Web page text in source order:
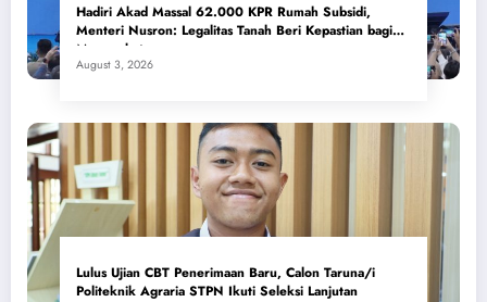
Hadiri Akad Massal 62.000 KPR Rumah Subsidi,
Menteri Nusron: Legalitas Tanah Beri Kepastian bagi
Masyarakat
August 3, 2026
Lulus Ujian CBT Penerimaan Baru, Calon Taruna/i
Politeknik Agraria STPN Ikuti Seleksi Lanjutan